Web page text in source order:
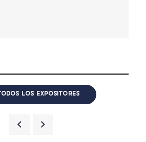
LOS EXPOSITORES